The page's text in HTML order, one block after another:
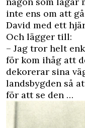
inte ens om att
David med ett
Och lägger till:
– Jag tror helt
för kom ihåg att
dekorerar sina
landsbygden så
för att se den …